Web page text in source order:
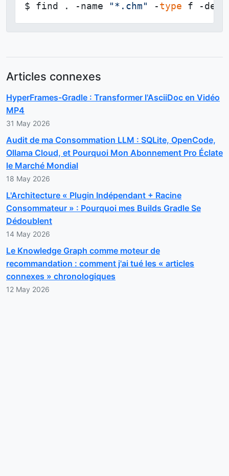
$ find . -name "*.chm" - type f -
Articles connexes
HyperFrames-Gradle : Transformer l'AsciiDoc en Vidéo
MP4
31 May 2026
Audit de ma Consommation LLM : SQLite, OpenCode,
Ollama Cloud, et Pourquoi Mon Abonnement Pro Éclate
le Marché Mondial
18 May 2026
L'Architecture « Plugin Indépendant + Racine
Consommateur » : Pourquoi mes Builds Gradle Se
Dédoublent
14 May 2026
Le Knowledge Graph comme moteur de
recommandation : comment j'ai tué les « articles
connexes » chronologiques
12 May 2026